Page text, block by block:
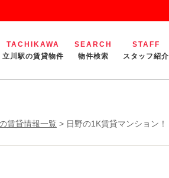
TACHIKAWA
立川駅の賃貸物件
SEARCH
物件検索
STAFF
スタッフ紹介
賃貸情報一覧 > 日野の1K賃貸マンション！